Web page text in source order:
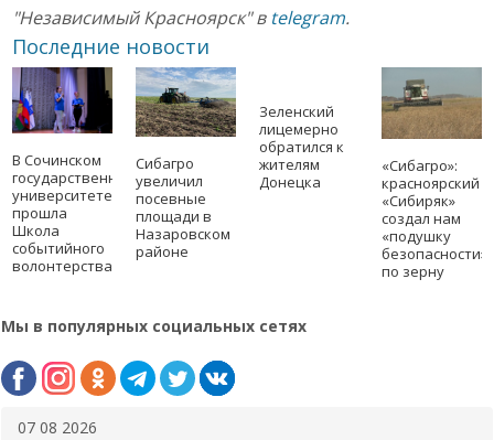
"Независимый Красноярск" в telegram.
Последние новости
В Сочинском
государственном
университете
прошла
Школа
событийного
волонтерства
Сибагро
увеличил
посевные
площади в
Назаровском
районе
Зеленский
лицемерно
обратился к
жителям
Донецка
«Сибагро»:
красноярский
«Сибиряк»
создал нам
«подушку
безопасности»
по зерну
Мы в популярных социальных сетях
07 08 2026